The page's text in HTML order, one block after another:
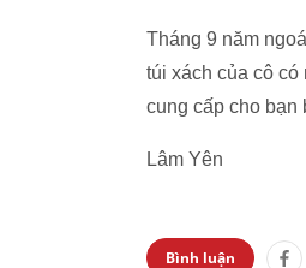
Tháng 9 năm
túi xách của cô
cung cấp cho bạn
Lâm Yên
Bình luận